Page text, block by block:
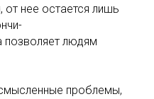
от нее остается лишь
позволяет людям
проблемы,